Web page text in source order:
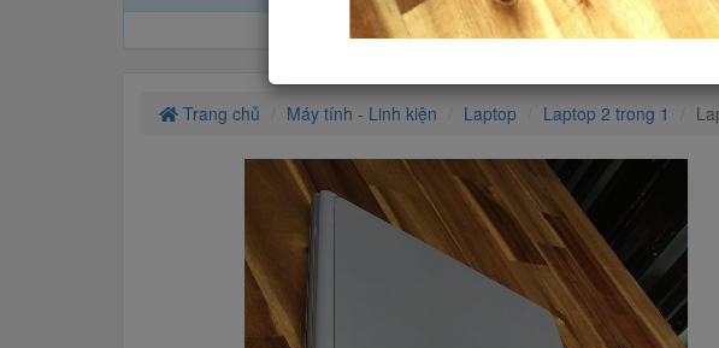
Trang chủ Máy tính - Linh kiện Laptop Laptop 2 trong 1